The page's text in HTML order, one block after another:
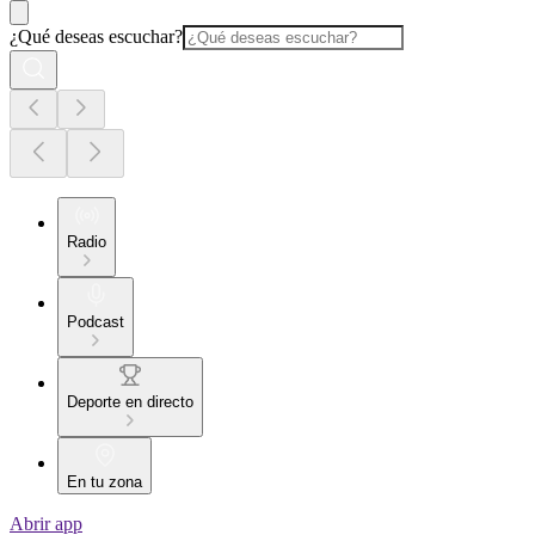
¿Qué deseas escuchar?
Radio
Podcast
Deporte en directo
En tu zona
Abrir app